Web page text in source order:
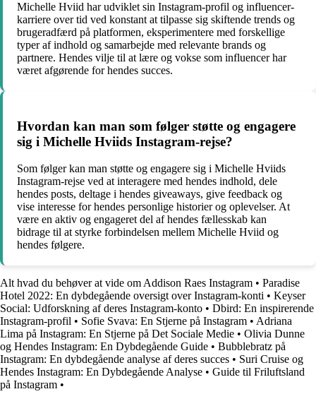
Michelle Hviid har udviklet sin Instagram-profil og influencer-
karriere over tid ved konstant at tilpasse sig skiftende trends og
brugeradfærd på platformen, eksperimentere med forskellige
typer af indhold og samarbejde med relevante brands og
partnere. Hendes vilje til at lære og vokse som influencer har
været afgørende for hendes succes.
Hvordan kan man som følger støtte og engagere
sig i Michelle Hviids Instagram-rejse?
Som følger kan man støtte og engagere sig i Michelle Hviids
Instagram-rejse ved at interagere med hendes indhold, dele
hendes posts, deltage i hendes giveaways, give feedback og
vise interesse for hendes personlige historier og oplevelser. At
være en aktiv og engageret del af hendes fællesskab kan
bidrage til at styrke forbindelsen mellem Michelle Hviid og
hendes følgere.
Alt hvad du behøver at vide om Addison Raes Instagram • Paradise
Hotel 2022: En dybdegående oversigt over Instagram-konti • Keyser
Social: Udforskning af deres Instagram-konto • Dbird: En inspirerende
Instagram-profil • Sofie Svava: En Stjerne på Instagram • Adriana
Lima på Instagram: En Stjerne på Det Sociale Medie • Olivia Dunne
og Hendes Instagram: En Dybdegående Guide • Bubblebratz på
Instagram: En dybdegående analyse af deres succes • Suri Cruise og
Hendes Instagram: En Dybdegående Analyse • Guide til Friluftsland
på Instagram •